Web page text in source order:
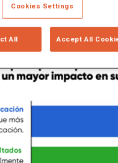
relatório identificaram
delas são
Cookies Settings
All Accept All